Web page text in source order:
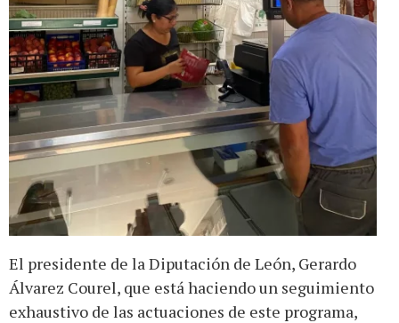
El presidente de la Diputación de León, Gerardo
Álvarez Courel, que está haciendo un seguimiento
exhaustivo de las actuaciones de este programa,